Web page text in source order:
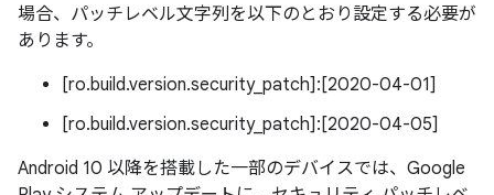
場合、パッチレベル文字列を以下のとおり設定する必要が
あります。
[ro.build.version.security_patch]:[2020-04-01]
[ro.build.version.security_patch]:[2020-04-05]
Android 10 以降を搭載した一部のデバイスでは、Google